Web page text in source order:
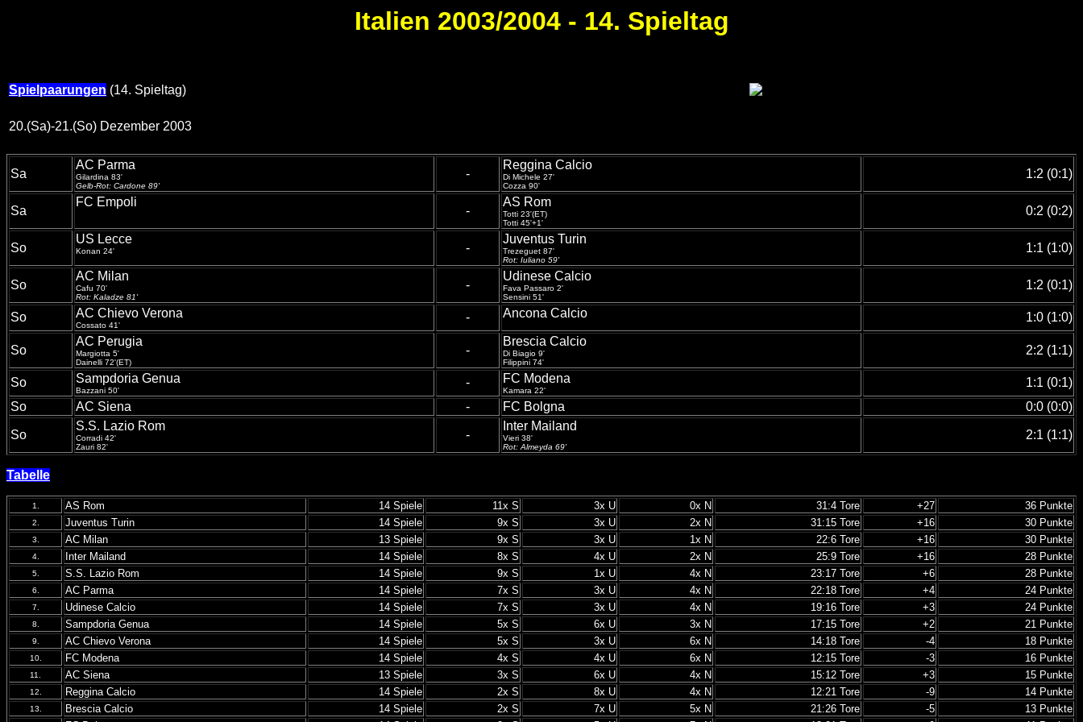
Italien 2003/2004 - 14. Spieltag
Spielpaarungen (14. Spieltag)
20.(Sa)-21.(So) Dezember 2003
Sa
AC Parma
Gilardina 83'
Gelb-Rot: Cardone 89'
-
Reggina Calcio
Di Michele 27'
Cozza 90'
1:2 (0:1)
Sa
FC Empoli
-
AS Rom
Totti 23'(ET)
Totti 45'+1'
0:2 (0:2)
So
US Lecce
Konan 24' -
Juventus Turin
Trezeguet 87'
Rot: Iuliano 59'
1:1 (1:0)
So
AC Milan
Cafu 70'
Rot: Kaladze 81'
-
Udinese Calcio
Fava Passaro 2'
Sensini 51'
1:2 (0:1)
So AC Chievo Verona
Cossato 41'
- Ancona Calcio 1:0 (1:0)
So
AC Perugia
Margiotta 5'
Dainelli 72'(ET)
-
Brescia Calcio
Di Biagio 9'
Filippini 74'
2:2 (1:1)
So Sampdoria Genua
Bazzani 50'
- FC Modena
Kamara 22'
1:1 (0:1)
So
AC Siena - FC Bolgna 0:0 (0:0)
So
S.S. Lazio Rom
Corradi 42'
Zauri 82'
-
Inter Mailand
Vieri 38'
Rot: Almeyda 69'
2:1 (1:1)
Tabelle
1. AS Rom 14 Spiele 11x S 3x U 0x N 31:4 Tore +27 36 Punkte
2. Juventus Turin 14 Spiele 9x S 3x U 2x N 31:15 Tore +16 30 Punkte
3. AC Milan 13 Spiele 9x S 3x U 1x N 22:6 Tore +16 30 Punkte
4. Inter Mailand 14 Spiele 8x S 4x U 2x N 25:9 Tore +16 28 Punkte
5. S.S. Lazio Rom 14 Spiele 9x S 1x U 4x N 23:17 Tore +6 28 Punkte
6. AC Parma 14 Spiele 7x S 3x U 4x N 22:18 Tore +4 24 Punkte
7. Udinese Calcio 14 Spiele 7x S 3x U 4x N 19:16 Tore +3 24 Punkte
8. Sampdoria Genua 14 Spiele 5x S 6x U 3x N 17:15 Tore +2 21 Punkte
9. AC Chievo Verona 14 Spiele 5x S 3x U 6x N 14:18 Tore -4 18 Punkte
10. FC Modena 14 Spiele 4x S 4x U 6x N 12:15 Tore -3 16 Punkte
11. AC Siena 13 Spiele 3x S 6x U 4x N 15:12 Tore +3 15 Punkte
12. Reggina Calcio 14 Spiele 2x S 8x U 4x N 12:21 Tore -9 14 Punkte
13. Brescia Calcio 14 Spiele 2x S 7x U 5x N 21:26 Tore -5 13 Punkte